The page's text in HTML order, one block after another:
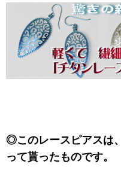
◎このレースピアスは
って貰ったものです。